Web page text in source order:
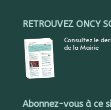
RETROUVEZ ONCY
Consultez le
de la Mairie
Abonnez-vous à ce